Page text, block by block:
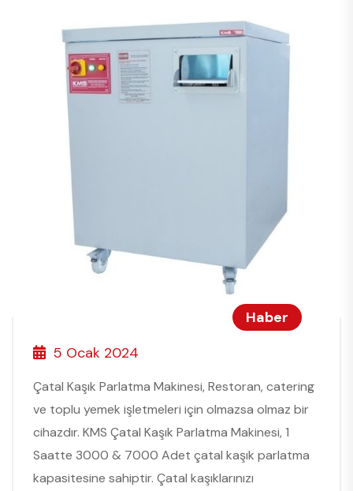
Haber
5 Ocak 2024
Çatal Kaşık Parlatma Makinesi, Restoran, catering
ve toplu yemek işletmeleri için olmazsa olmaz bir
cihazdır. KMS Çatal Kaşık Parlatma Makinesi, 1
Saatte 3000 & 7000 Adet çatal kaşık parlatma
kapasitesine sahiptir. Çatal kaşıklarınızı